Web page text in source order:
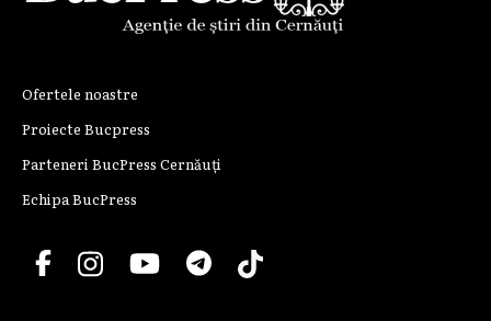
Ofertele noastre
Proiecte Bucpress
Parteneri BucPress Cernăuți
Echipa BucPress